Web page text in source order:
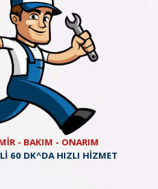
- BAKIM - ONARIM
60 DK^DA HIZLI HİZMET